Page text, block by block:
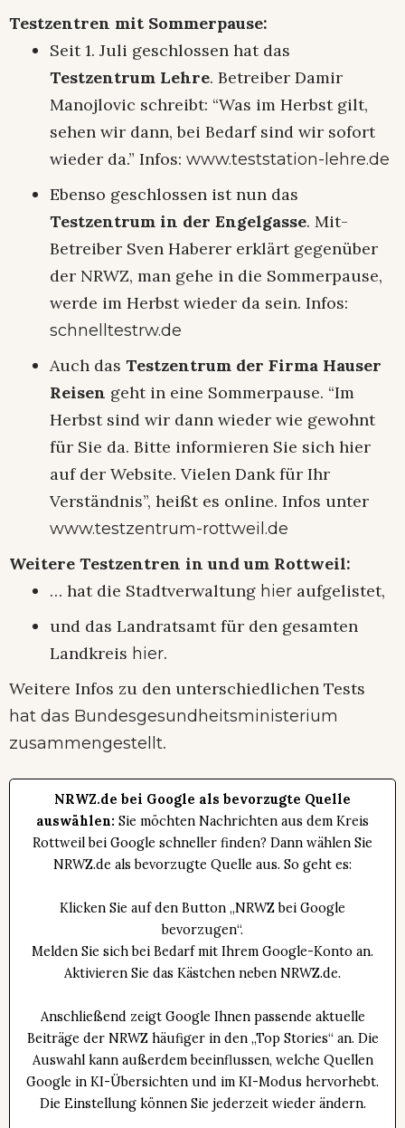
Testzentren mit Sommerpause:
Seit 1. Juli geschlossen hat das
Testzentrum Lehre. Betreiber Damir
Manojlovic schreibt: “Was im Herbst gilt,
sehen wir dann, bei Bedarf sind wir sofort
wieder da.” Infos: www.teststation-lehre.de
Ebenso geschlossen ist nun das
Testzentrum in der Engelgasse. Mit-
Betreiber Sven Haberer erklärt gegenüber
der NRWZ, man gehe in die Sommerpause,
werde im Herbst wieder da sein. Infos:
schnelltestrw.de
Auch das Testzentrum der Firma Hauser
Reisen geht in eine Sommerpause. “Im
Herbst sind wir dann wieder wie gewohnt
für Sie da. Bitte informieren Sie sich hier
auf der Website. Vielen Dank für Ihr
Verständnis”, heißt es online. Infos unter
www.testzentrum-rottweil.de
Weitere Testzentren in und um Rottweil:
… hat die Stadtverwaltung hier aufgelistet,
und das Landratsamt für den gesamten
Landkreis hier.
Weitere Infos zu den unterschiedlichen Tests
hat das Bundesgesundheitsministerium
zusammengestellt.
NRWZ.de bei Google als bevorzugte Quelle
auswählen: Sie möchten Nachrichten aus dem Kreis
Rottweil bei Google schneller finden? Dann wählen Sie
NRWZ.de als bevorzugte Quelle aus. So geht es:
Klicken Sie auf den Button „NRWZ bei Google
bevorzugen“.
Melden Sie sich bei Bedarf mit Ihrem Google-Konto an.
Aktivieren Sie das Kästchen neben NRWZ.de.
Anschließend zeigt Google Ihnen passende aktuelle
Beiträge der NRWZ häufiger in den „Top Stories“ an. Die
Auswahl kann außerdem beeinflussen, welche Quellen
Google in KI-Übersichten und im KI-Modus hervorhebt.
Die Einstellung können Sie jederzeit wieder ändern.